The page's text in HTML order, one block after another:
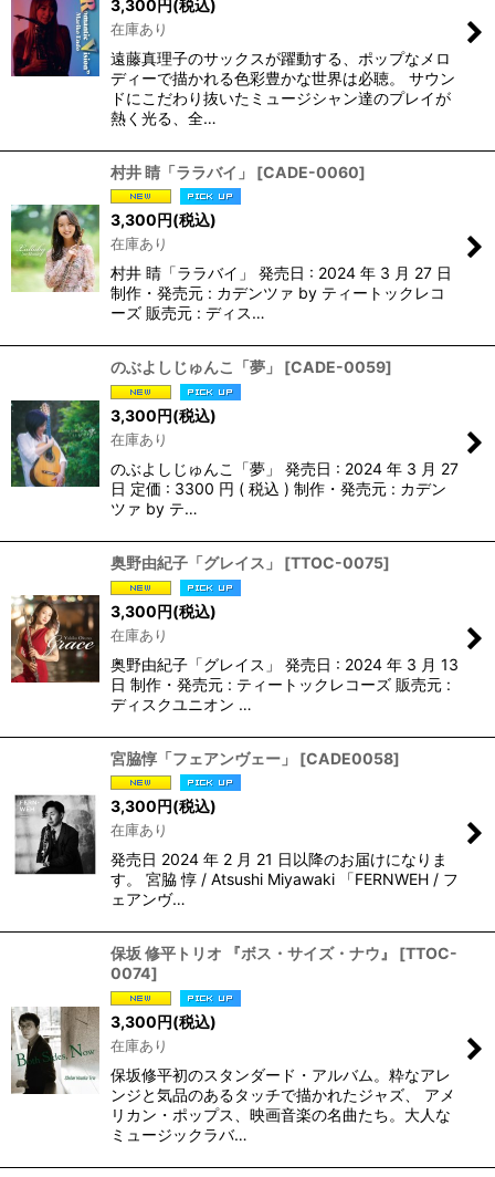
3,300円(税込)
在庫あり
遠藤真理子のサックスが躍動する、ポップなメロ
ディーで描かれる色彩豊かな世界は必聴。 サウン
ドにこだわり抜いたミュージシャン達のプレイが
熱く光る、全…
村井 睛「ララバイ」 [CADE-0060]
3,300円(税込)
在庫あり
村井 睛「ララバイ」 発売日 : 2024 年 3 月 27 日
制作・発売元 : カデンツァ by ティートックレコ
ーズ 販売元 : ディス…
のぶよしじゅんこ「夢」 [CADE-0059]
3,300円(税込)
在庫あり
のぶよしじゅんこ「夢」 発売日 : 2024 年 3 月 27
日 定価 : 3300 円 ( 税込 ) 制作・発売元 : カデン
ツァ by テ…
奥野由紀子「グレイス」 [TTOC-0075]
3,300円(税込)
在庫あり
奥野由紀子「グレイス」 発売日 : 2024 年 3 月 13
日 制作・発売元 : ティートックレコーズ 販売元 :
ディスクユニオン …
宮脇惇「フェアンヴェー」 [CADE0058]
3,300円(税込)
在庫あり
発売日 2024 年 2 月 21 日以降のお届けになりま
す。 宮脇 惇 / Atsushi Miyawaki 「FERNWEH / フ
ェアンヴ…
保坂 修平トリオ 『ボス・サイズ・ナウ』 [TTOC-
0074]
3,300円(税込)
在庫あり
保坂修平初のスタンダード・アルバム。粋なアレ
ンジと気品のあるタッチで描かれたジャズ、 アメ
リカン・ポップス、映画音楽の名曲たち。大人な
ミュージックラバ…